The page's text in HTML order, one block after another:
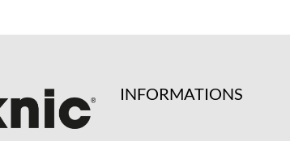
INFORMATIONS